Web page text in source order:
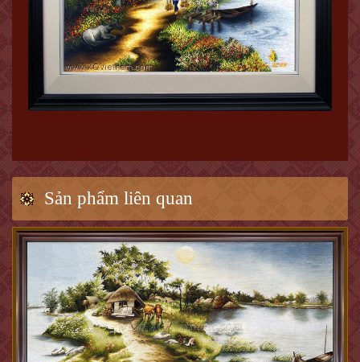
Sản phẩm liên quan